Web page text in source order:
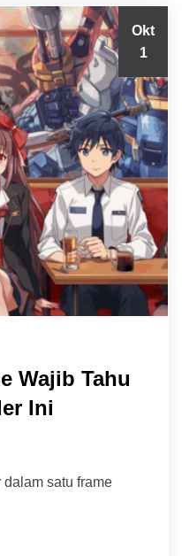
Okt
1
Wajib Tahu
Ini
dalam satu frame